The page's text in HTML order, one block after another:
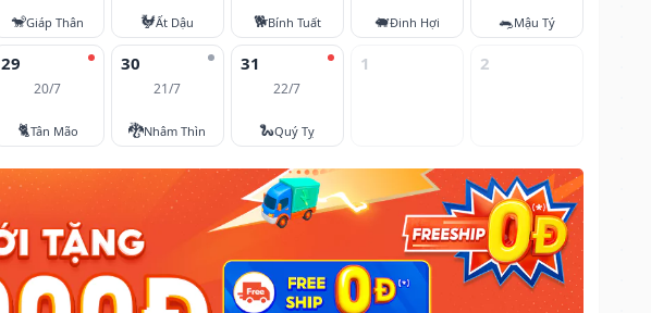
🐒Giáp Thân 🐓Ất Dậu 🐕Bính Tuất 🐖Đinh Hợi 🐀Mậu Tý
29
20/7
🐈Tân Mão
30
21/7
🐉Nhâm Thìn
31
22/7
🐍Quý Tỵ
1 2